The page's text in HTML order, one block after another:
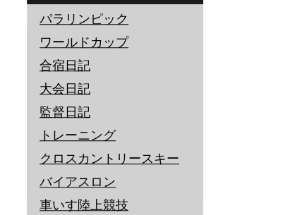
パラリンピック
ワールドカップ
合宿日記
大会日記
監督日記
トレーニング
クロスカントリースキー
バイアスロン
車いす陸上競技